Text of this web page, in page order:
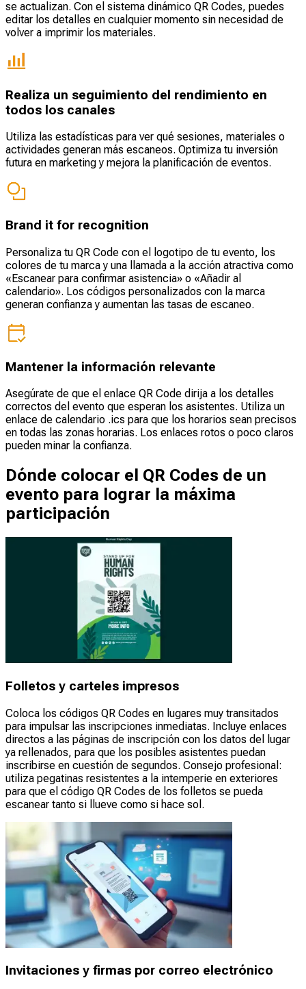
se actualizan. Con el sistema dinámico QR Codes, puedes
editar los detalles en cualquier momento sin necesidad de
volver a imprimir los materiales.
Realiza un seguimiento del rendimiento en
todos los canales
Utiliza las estadísticas para ver qué sesiones, materiales o
actividades generan más escaneos. Optimiza tu inversión
futura en marketing y mejora la planificación de eventos.
Brand it for recognition
Personaliza tu QR Code con el logotipo de tu evento, los
colores de tu marca y una llamada a la acción atractiva como
«Escanear para confirmar asistencia» o «Añadir al
calendario». Los códigos personalizados con la marca
generan confianza y aumentan las tasas de escaneo.
Mantener la información relevante
Asegúrate de que el enlace QR Code dirija a los detalles
correctos del evento que esperan los asistentes. Utiliza un
enlace de calendario .ics para que los horarios sean precisos
en todas las zonas horarias. Los enlaces rotos o poco claros
pueden minar la confianza.
Dónde colocar el QR Codes de un
evento para lograr la máxima
participación
Folletos y carteles impresos
Coloca los códigos QR Codes en lugares muy transitados
para impulsar las inscripciones inmediatas. Incluye enlaces
directos a las páginas de inscripción con los datos del lugar
ya rellenados, para que los posibles asistentes puedan
inscribirse en cuestión de segundos. Consejo profesional:
utiliza pegatinas resistentes a la intemperie en exteriores
para que el código QR Codes de los folletos se pueda
escanear tanto si llueve como si hace sol.
Invitaciones y firmas por correo electrónico